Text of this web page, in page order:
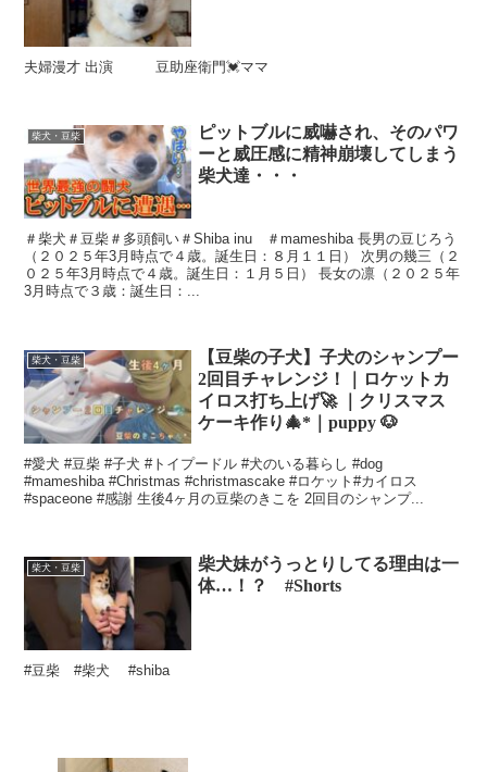
夫婦漫才 出演 豆助座衛門💓ママ
柴犬・豆柴
ピットブルに威嚇され、そのパワ
ーと威圧感に精神崩壊してしまう
柴犬達・・・
＃柴犬＃豆柴＃多頭飼い＃Shiba inu ＃mameshiba 長男の豆じろう
（２０２５年3月時点で４歳。誕生日：８月１１日） 次男の幾三（２
０２５年3月時点で４歳。誕生日：１月５日） 長女の凛（２０２５年
3月時点で３歳：誕生日：...
柴犬・豆柴
【豆柴の子犬】子犬のシャンプー
2回目チャレンジ！｜ロケットカ
イロス打ち上げ🚀 ｜クリスマス
ケーキ作り🎄*｜puppy 🐶
#愛犬 #豆柴 #子犬 #トイプードル #犬のいる暮らし #dog
#mameshiba #Christmas #christmascake #ロケット#カイロス
#spaceone #感謝 生後4ヶ月の豆柴のきこを 2回目のシャンプ...
柴犬・豆柴
柴犬妹がうっとりしてる理由は一
体…！？ #Shorts
#豆柴 #柴犬 #shiba